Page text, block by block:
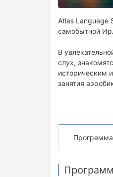
Atlas Language
самобытной
В
слух,
историческим
занятия
Программа